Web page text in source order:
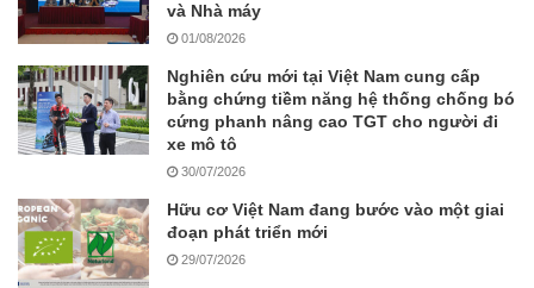
và Nhà máy
01/08/2026
Nghiên cứu mới tại Việt Nam cung cấp
bằng chứng tiềm năng hệ thống chống bó
cứng phanh nâng cao TGT cho người đi
xe mô tô
30/07/2026
Hữu cơ Việt Nam đang bước vào một giai
đoạn phát triển mới
29/07/2026